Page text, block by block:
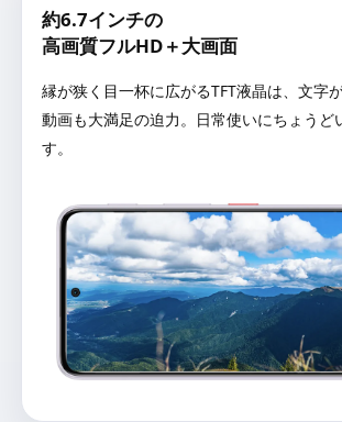
約6.7インチの
高画質フルHD＋大画面
縁が狭く目一杯に広がるTFT液晶は、文字が
動画も大満足の迫力。日常使いにちょうど
す。